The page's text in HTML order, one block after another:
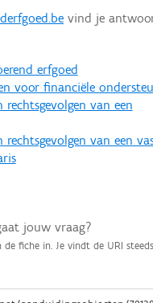
vind je
erfgoed
voor financiële
rechtsgevolgen van een
rechtsgevolgen van een
jouw vraag?
de fiche in. Je vindt de URI